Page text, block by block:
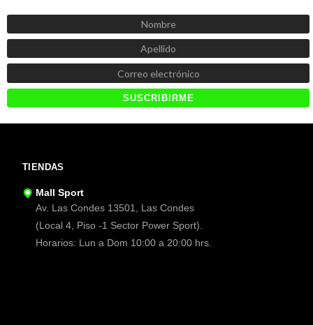
TIENDAS
Mall Sport
Av. Las Condes 13501, Las Condes
(Local 4, Piso -1 Sector Power Sport).
Horarios: Lun a Dom 10:00 a 20:00 hrs.